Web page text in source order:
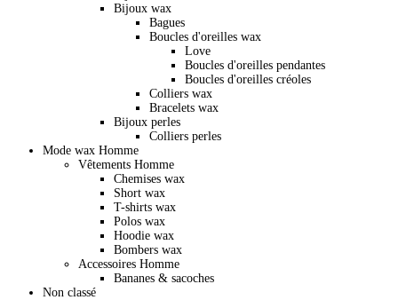
Bijoux wax
Bagues
Boucles d'oreilles wax
Love
Boucles d'oreilles pendantes
Boucles d'oreilles créoles
Colliers wax
Bracelets wax
Bijoux perles
Colliers perles
Mode wax Homme
Vêtements Homme
Chemises wax
Short wax
T-shirts wax
Polos wax
Hoodie wax
Bombers wax
Accessoires Homme
Bananes & sacoches
Non classé